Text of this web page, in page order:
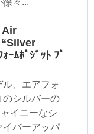
徐々...
Air
ｰﾑﾎﾟｼﾞｯﾄ ﾌﾟ
、エアフォ
のシルバーの
イニーなシ
イバーアッパ